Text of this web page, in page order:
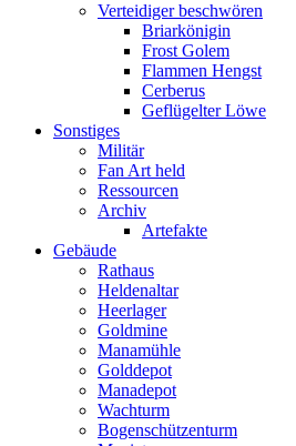
Verteidiger beschwören
Briarkönigin
Frost Golem
Flammen Hengst
Cerberus
Geflügelter Löwe
Sonstiges
Militär
Fan Art held
Ressourcen
Archiv
Artefakte
Gebäude
Rathaus
Heldenaltar
Heerlager
Goldmine
Manamühle
Golddepot
Manadepot
Wachturm
Bogenschützenturm